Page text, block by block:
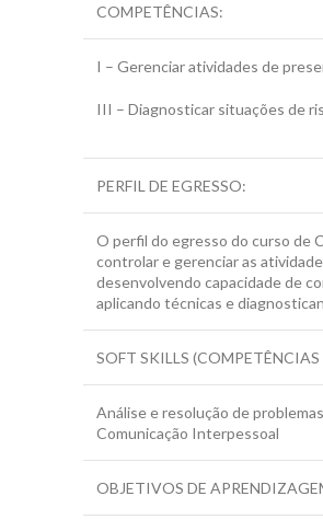
COMPETÊNCIAS:
I – Gerenciar atividades de
III – Diagnosticar situações de
PERFIL DE EGRESSO:
O perfil do egresso do curso de
controlar e gerenciar as
desenvolvendo capacidade de
aplicando técnicas e
SOFT SKILLS
Análise e resolução de
Comunicação Interpessoal
OBJETIVOS DE